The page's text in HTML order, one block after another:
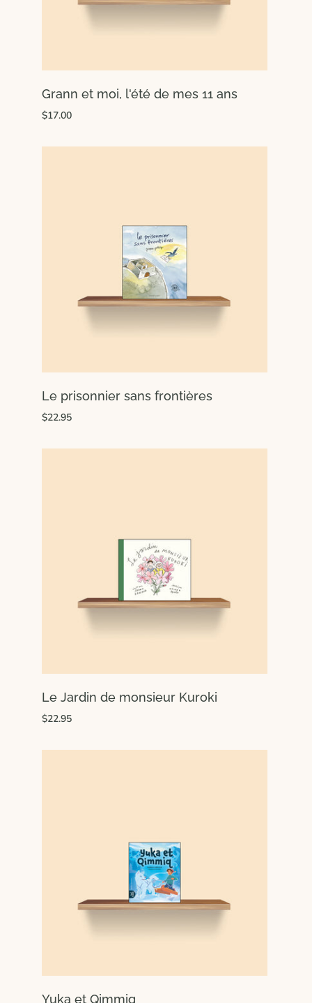
Grann et moi, l'été de mes 11 ans
$17.00
Le prisonnier sans frontières
$22.95
Le Jardin de monsieur Kuroki
$22.95
Yuka et Qimmiq